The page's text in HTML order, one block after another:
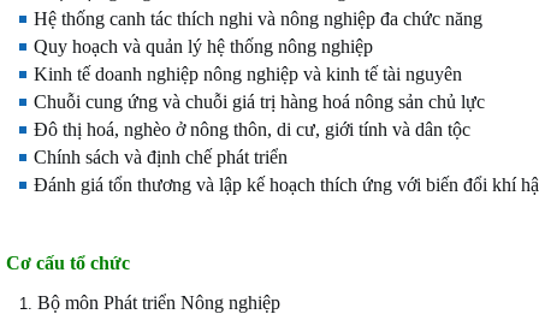
Hệ thống canh tác thích nghi và nông nghiệp đa chức năng
Quy hoạch và quản lý hệ thống nông nghiệp
Kinh tế doanh nghiệp nông nghiệp và kinh tế tài nguyên
Chuỗi cung ứng và chuỗi giá trị hàng hoá nông sản chủ lực
Đô thị hoá, nghèo ở nông thôn, di cư, giới tính và dân tộc
Chính sách và định chế phát triển
Đánh giá tổn thương và lập kế hoạch thích ứng với biến đổi khí
Cơ cấu tổ chức
Bộ môn Phát triển Nông nghiệp